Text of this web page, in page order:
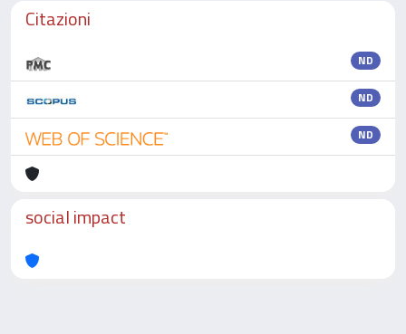
Citazioni
ND
ND
ND
social impact